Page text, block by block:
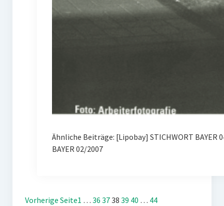
Ähnliche Beiträge: [Lipobay] STICHWORT BAYER
BAYER 02/2007
Vorherige Seite1 … 36 3738 39 40 … 44